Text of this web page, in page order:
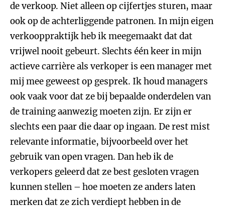
de verkoop. Niet alleen op cijfertjes sturen, maar
ook op de achterliggende patronen. In mijn eigen
verkooppraktijk heb ik meegemaakt dat dat
vrijwel nooit gebeurt. Slechts één keer in mijn
actieve carrière als verkoper is een manager met
mij mee geweest op gesprek. Ik houd managers
ook vaak voor dat ze bij bepaalde onderdelen van
de training aanwezig moeten zijn. Er zijn er
slechts een paar die daar op ingaan. De rest mist
relevante informatie, bijvoorbeeld over het
gebruik van open vragen. Dan heb ik de
verkopers geleerd dat ze best gesloten vragen
kunnen stellen – hoe moeten ze anders laten
merken dat ze zich verdiept hebben in de